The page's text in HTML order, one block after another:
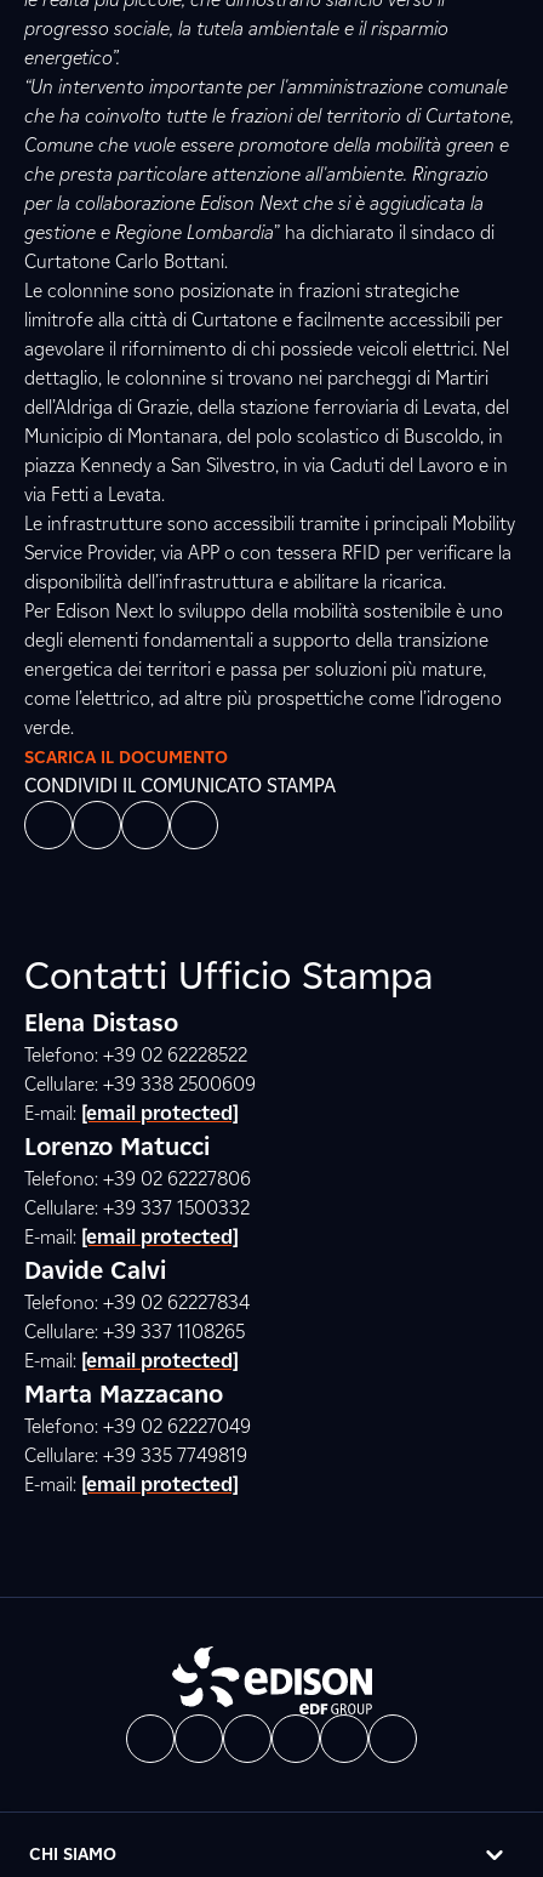
progresso sociale, la tutela ambientale e il risparmio
energetico”.
“Un intervento importante per l'amministrazione comunale
che ha coinvolto tutte le frazioni del territorio di Curtatone,
Comune che vuole essere promotore della mobilità green e
che presta particolare attenzione all'ambiente. Ringrazio
per la collaborazione Edison Next che si è aggiudicata la
gestione e Regione Lombardia” ha dichiarato il sindaco di
Curtatone Carlo Bottani.
Le colonnine sono posizionate in frazioni strategiche
limitrofe alla città di Curtatone e facilmente accessibili per
agevolare il rifornimento di chi possiede veicoli elettrici. Nel
dettaglio, le colonnine si trovano nei parcheggi di Martiri
dell’Aldriga di Grazie, della stazione ferroviaria di Levata, del
Municipio di Montanara, del polo scolastico di Buscoldo, in
piazza Kennedy a San Silvestro, in via Caduti del Lavoro e in
via Fetti a Levata.
Le infrastrutture sono accessibili tramite i principali Mobility
Service Provider, via APP o con tessera RFID per verificare la
disponibilità dell’infrastruttura e abilitare la ricarica.
Per Edison Next lo sviluppo della mobilità sostenibile è uno
degli elementi fondamentali a supporto della transizione
energetica dei territori e passa per soluzioni più mature,
come l’elettrico, ad altre più prospettiche come l’idrogeno
verde.
SCARICA IL DOCUMENTO
CONDIVIDI IL COMUNICATO STAMPA
Contatti Ufficio Stampa
Elena Distaso
Telefono: +39 02 62228522
Cellulare: +39 338 2500609
E-mail: [email protected]
Lorenzo Matucci
Telefono: +39 02 62227806
Cellulare: +39 337 1500332
E-mail: [email protected]
Davide Calvi
Telefono: +39 02 62227834
Cellulare: +39 337 1108265
E-mail: [email protected]
Marta Mazzacano
Telefono: +39 02 62227049
Cellulare: +39 335 7749819
E-mail: [email protected]
CHI SIAMO